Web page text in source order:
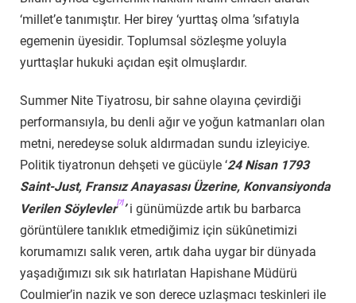
‘millet’e tanımıştır. Her birey ‘yurttaş olma ’sıfatıyla
egemenin üyesidir. Toplumsal sözleşme yoluyla
yurttaşlar hukuki açıdan eşit olmuşlardır.
Summer Nite Tiyatrosu, bir sahne olayına çevirdiği
performansıyla, bu denli ağır ve yoğun katmanları olan
metni, neredeyse soluk aldırmadan sundu izleyiciye.
Politik tiyatronun dehşeti ve gücüyle ‘24 Nisan 1793
Saint-Just, Fransız Anayasası Üzerine, Konvansiyonda
Verilen Söylevler[7] ’i günümüzde artık bu barbarca
görüntülere tanıklık etmediğimiz için sükûnetimizi
korumamızı salık veren, artık daha uygar bir dünyada
yaşadığımızı sık sık hatırlatan Hapishane Müdürü
Coulmier’in nazik ve son derece uzlaşmacı teskinleri ile